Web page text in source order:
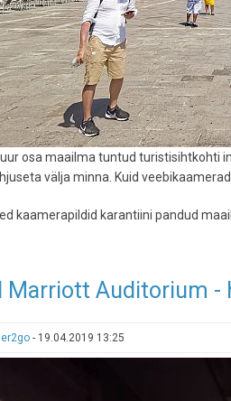
osa maailma tuntud turistisihtkohti
välja minna. Kuid
kaamerapildid karantiini pandud
Marriott Auditorium -
- 19.04.2019 13:25